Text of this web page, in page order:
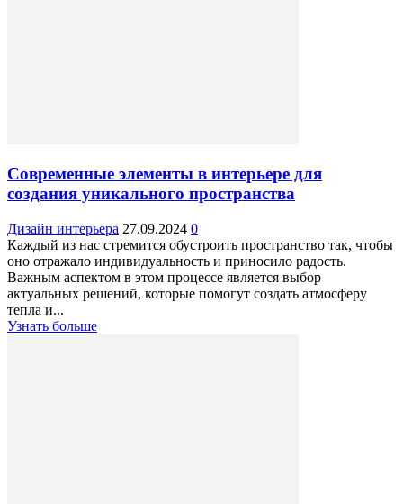
Современные элементы в интерьере для
создания уникального пространства
Дизайн интерьера 27.09.2024 0
Каждый из нас стремится обустроить пространство так, чтобы
оно отражало индивидуальность и приносило радость.
Важным аспектом в этом процессе является выбор
актуальных решений, которые помогут создать атмосферу
тепла и...
Узнать больше